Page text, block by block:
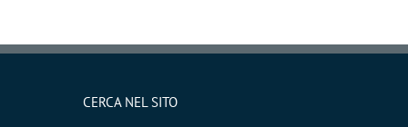
CERCA NEL SITO